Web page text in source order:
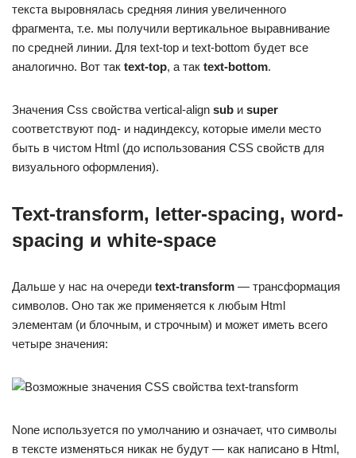
текста выровнялась средняя линия увеличенного
фрагмента, т.е. мы получили вертикальное выравнивание
по средней линии. Для text-top и text-bottom будет все
аналогично. Вот так text-top, а так text-bottom.
Значения Css свойства vertical-align sub и super
соответствуют под- и надиндексу, которые имели место
быть в чистом Html (до использования CSS свойств для
визуального оформления).
Text-transform, letter-spacing, word-
spacing и white-space
Дальше у нас на очереди text-transform — трансформация
символов. Оно так же применяется к любым Html
элементам (и блочным, и строчным) и может иметь всего
четыре значения:
None используется по умолчанию и означает, что символы
в тексте изменяться никак не будут — как написано в Html,